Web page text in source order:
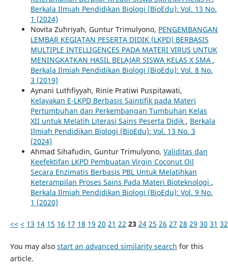
Berkala Ilmiah Pendidikan Biologi (BioEdu): Vol. 13 No.
1 (2024)
Novita Zuhriyah, Guntur Trimulyono, PENGEMBANGAN
LEMBAR KEGIATAN PESERTA DIDIK (LKPD) BERBASIS
MULTIPLE INTELLIGENCES PADA MATERI VIRUS UNTUK
MENINGKATKAN HASIL BELAJAR SISWA KELAS X SMA ,
Berkala Ilmiah Pendidikan Biologi (BioEdu): Vol. 8 No.
3 (2019)
Aynani Luthfiyyah, Rinie Pratiwi Puspitawati,
Kelayakan E-LKPD Berbasis Saintifik pada Materi
Pertumbuhan dan Perkembangan Tumbuhan Kelas
XII untuk Melatih Literasi Sains Peserta Didik , Berkala
Ilmiah Pendidikan Biologi (BioEdu): Vol. 13 No. 3
(2024)
Ahmad Sihafudin, Guntur Trimulyono, Validitas dan
Keefektifan LKPD Pembuatan Virgin Coconut Oil
Secara Enzimatis Berbasis PBL Untuk Melatihkan
Keterampilan Proses Sains Pada Materi Bioteknologi ,
Berkala Ilmiah Pendidikan Biologi (BioEdu): Vol. 9 No.
1 (2020)
<< < 13 14 15 16 17 18 19 20 21 22 23 24 25 26 27 28 29 30 31 32
You may also start an advanced similarity search for this
article.